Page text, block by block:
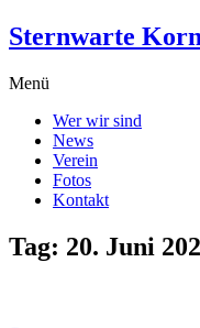
Zum
Inhalt
Sternwarte
Menü
Wer wir sind
News
Verein
Fotos
Kontakt
Tag: 20. Juni